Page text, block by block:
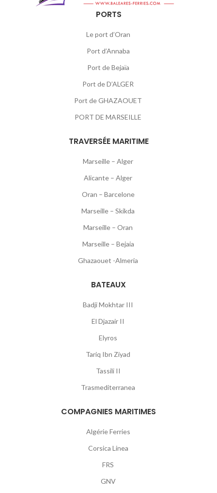
PORTS
Le port d’Oran
Port d’Annaba
Port de Bejaïa
Port de D’ALGER
Port de GHAZAOUET
PORT DE MARSEILLE
TRAVERSÉE MARITIME
Marseille – Alger
Alicante – Alger
Oran – Barcelone
Marseille – Skikda
Marseille – Oran
Marseille – Bejaia
Ghazaouet -Almeria
BATEAUX
Badji Mokhtar III
El Djazair II
Elyros
Tariq Ibn Ziyad
Tassili II
Trasmediterranea
COMPAGNIES MARITIMES
Algérie Ferries
Corsica Linea
FRS
GNV